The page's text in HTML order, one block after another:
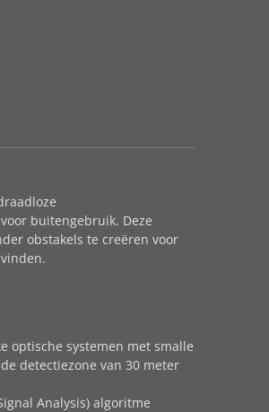
buitengebruik. Deze
obstakels te creëren voor
optische systemen met smalle
detectiezone van 30 meter
Analysis) algoritme